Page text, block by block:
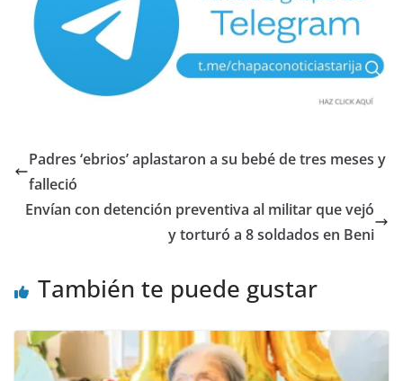
Padres ‘ebrios’ aplastaron a su bebé de tres meses y
falleció
Envían con detención preventiva al militar que vejó
y torturó a 8 soldados en Beni
También te puede gustar